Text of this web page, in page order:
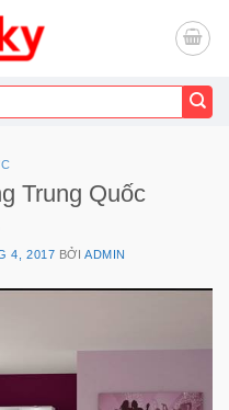
Trung Quốc
4, 2017 BỞIADMIN